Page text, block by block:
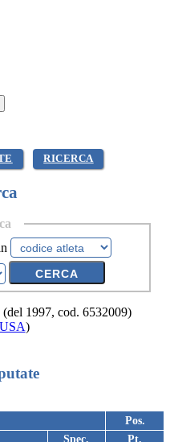
RICERCA
(del 1997, cod. 6532009)
)
Spec.
Pos.
Pt.